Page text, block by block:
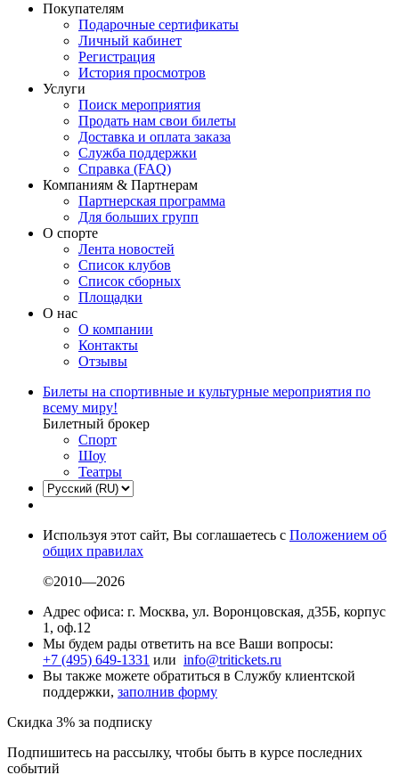
Покупателям
Подарочные сертификаты
Личный кабинет
Регистрация
История просмотров
Услуги
Поиск мероприятия
Продать нам свои билеты
Доставка и оплата заказа
Служба поддержки
Справка (FAQ)
Компаниям & Партнерам
Партнерская программа
Для больших групп
О спорте
Лента новостей
Список клубов
Список сборных
Площадки
О нас
О компании
Контакты
Отзывы
Билеты на спортивные и культурные мероприятия по
всему миру!
Билетный брокер
Спорт
Шоу
Театры
Используя этот сайт, Вы соглашаетесь с Положением об
общих правилах
©2010—2026
Адрес офиса: г. Москва, ул. Воронцовская, д35Б, корпус
1, оф.12
Мы будем рады ответить на все Ваши вопросы:
+7 (495) 649-1331 или info@tritickets.ru
Вы также можете обратиться в Службу клиентской
поддержки, заполнив форму
Скидка 3% за подписку
Подпишитесь на рассылку, чтобы быть в курсе последних
событий